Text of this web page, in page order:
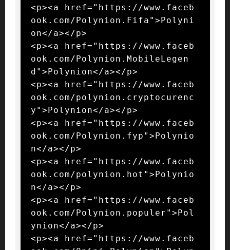
<p><a href="https://www.faceb
ook.com/Polynion.Fifa">Polyni
on</a></p>
<p><a href="https://www.faceb
ook.com/Polynion.MobileLegen
d">Polynion</a></p>
<p><a href="https://www.faceb
ook.com/polynion.cryptocurenc
y">Polynion</a></p>
<p><a href="https://www.faceb
ook.com/Polynion.fyp">Polynio
n</a></p>
<p><a href="https://www.faceb
ook.com/polynion.hot">Polynio
n</a></p>
<p><a href="https://www.faceb
ook.com/Polynion.populer">Pol
ynion</a></p>
<p><a href="https://www.faceb